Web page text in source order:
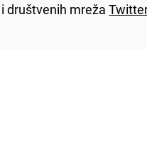
i društvenih mreža